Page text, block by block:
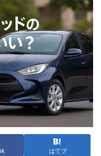
はてブ